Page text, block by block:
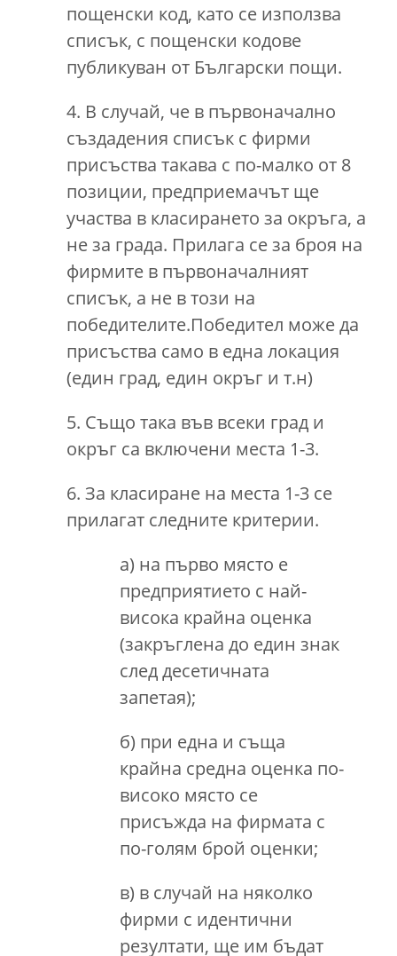
пощенски код, като се използва
списък, с пощенски кодове
публикуван от Български пощи.
4. В случай, че в първоначално
създадения списък с фирми
присъства такава с по-малко от 8
позиции, предприемачът ще
участва в класирането за окръга, а
не за града. Прилага се за броя на
фирмите в първоначалният
списък, а не в този на
победителите.Победител може да
присъства само в една локация
(един град, един окръг и т.н)
5. Също така във всеки град и
окръг са включени места 1-3.
6. За класиране на места 1-3 се
прилагат следните критерии.
а) на първо място е
предприятието с най-
висока крайна оценка
(закръглена до един знак
след десетичната
запетая);
б) при една и съща
крайна средна оценка по-
високо място се
присъжда на фирмата с
по-голям брой оценки;
в) в случай на няколко
фирми с идентични
резултати, ще им бъдат